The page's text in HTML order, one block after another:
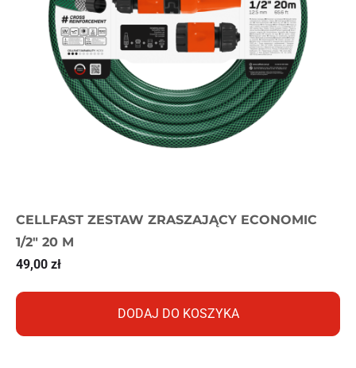
CELLFAST ZESTAW ZRASZAJĄCY ECONOMIC
1/2″ 20 M
49,00 zł
DODAJ DO KOSZYKA